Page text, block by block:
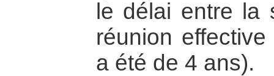
le délai entre la
réunion
a été de 4 ans).